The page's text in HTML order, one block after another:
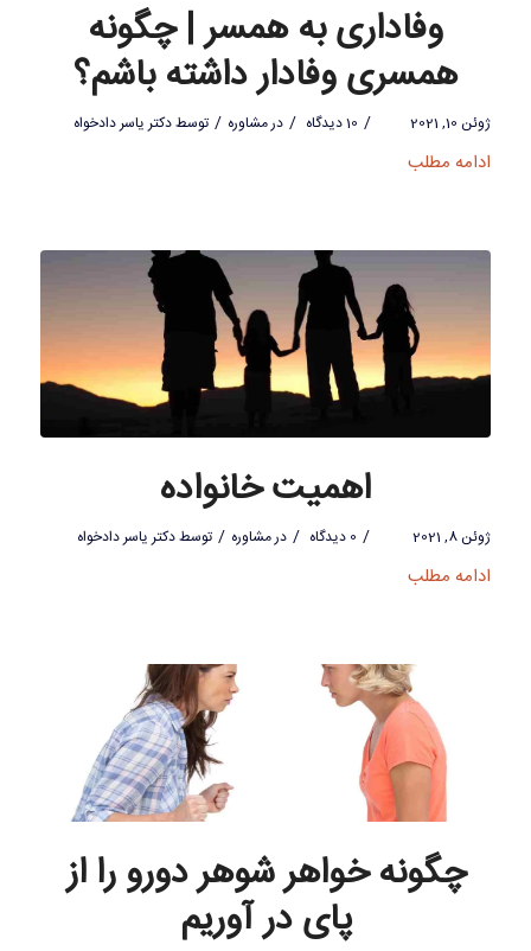
وفاداری به همسر | چگونه
همسری وفادار داشته باشم؟
ژوئن 10, 2021 / 10 دیدگاه / درمشاوره / توسطدکتر یاسر دادخواه
ادامه مطلب
اهمیت خانواده
ژوئن 8, 2021 / 0 دیدگاه / درمشاوره / توسطدکتر یاسر دادخواه
ادامه مطلب
چگونه خواهر شوهر دورو را از
پای در آوریم